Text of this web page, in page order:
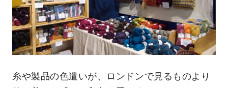
糸や製品の色遣いが、ロンドンで見るものより